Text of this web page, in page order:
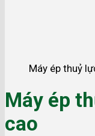
Máy ép thuỷ
Máy ép
cao